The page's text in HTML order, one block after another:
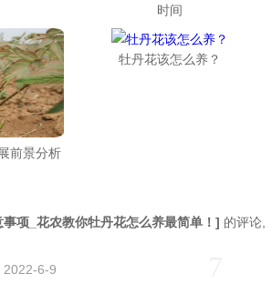
时间
前景分析
牡丹花该怎么养？
项_花农教你牡丹花怎么养最简单！ ] 的评论,
2022-6-9